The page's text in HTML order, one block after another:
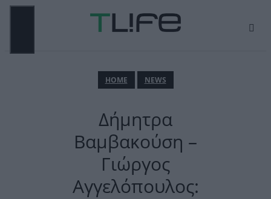
Μετάβαση
ΗΟΜΕ NEWS
Δήμητρα
Βαμβακούση –
Γιώργος
Αγγελόπουλος: